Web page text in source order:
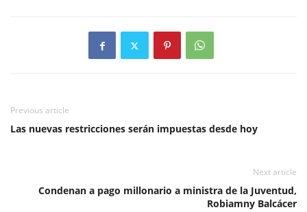
Previous article
Las nuevas restricciones serán impuestas desde hoy
Next article
Condenan a pago millonario a ministra de la Juventud,
Robiamny Balcácer